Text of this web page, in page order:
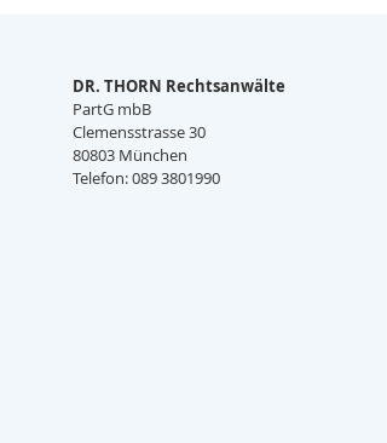
DR. THORN Rechtsanwälte
PartG mbB
Clemensstrasse 30
80803 München
Telefon: 089 3801990